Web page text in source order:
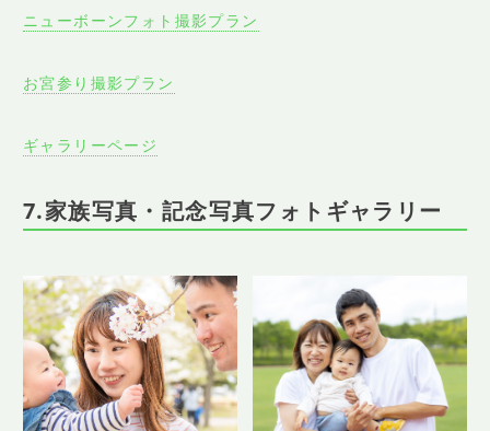
ニューボーンフォト撮影プラン
お宮参り撮影プラン
ギャラリーページ
7.家族写真・記念写真フォトギャラリー